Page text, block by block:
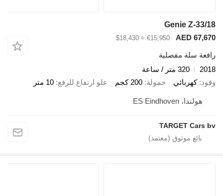
Genie Z-33/18
AED 67,670
€15,950
≈ $18,430
رافعة سلة مفصلية
2018
320 متر / ساعة
وقود كهربائي حمولة 200 كجم علو ارتفاع للرفع 10 متر
هولندا، ES Eindhoven
TARGET Cars bv